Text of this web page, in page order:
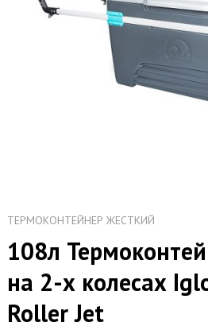
ТЕРМОКОНТЕЙНЕР ЖЕСТКИЙ
108л
на 2-х колесах
Roller Jet